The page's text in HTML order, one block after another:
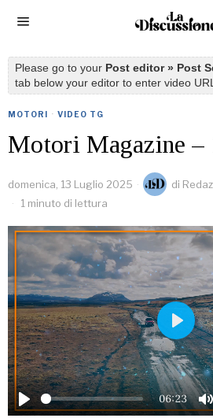
Please go to your Post editor » Post
tab below your editor to enter video URL.
MOTORI · VIDEO TG
Motori Magazine –
domenica, 13 Luglio 2025 di
1 minuto di lettura
PLAY
06:23
PLAY